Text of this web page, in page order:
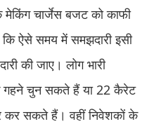
चार्जेस बजट को काफी
कि ऐसे समय में समझदारी इसी
की जाए। लोग भारी
गहने चुन सकते हैं या 22 कैरेट
कर सकते हैं। वहीं निवेशकों के